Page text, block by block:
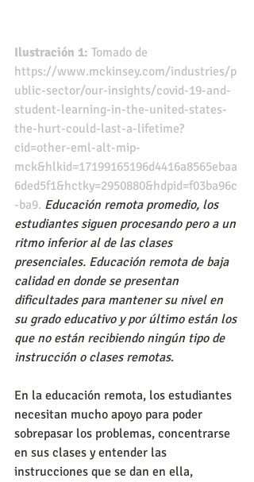
Ilustración 1: Tomado de
https://www.mckinsey.com/industries/p
ublic-sector/our-insights/covid-19-and-
student-learning-in-the-united-states-
the-hurt-could-last-a-lifetime?
cid=other-eml-alt-mip-
mck&hlkid=17199165196d4416a8565ebaa
6ded5f1&hctky=2950880&hdpid=f03ba96c
-ba9. Educación remota promedio, los
estudiantes siguen procesando pero a un
ritmo inferior al de las clases
presenciales. Educación remota de baja
calidad en donde se presentan
dificultades para mantener su nivel en
su grado educativo y por último están los
que no están recibiendo ningún tipo de
instrucción o clases remotas.
En la educación remota, los estudiantes
necesitan mucho apoyo para poder
sobrepasar los problemas, concentrarse
en sus clases y entender las
instrucciones que se dan en ella,